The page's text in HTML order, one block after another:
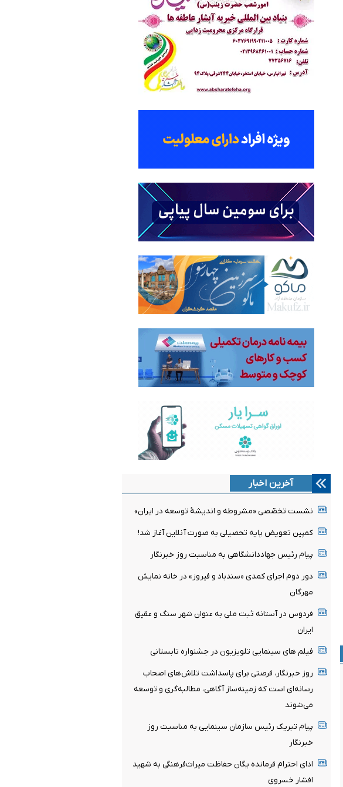
آخرین اخبار
نشست تخصّصی «مشروطه و اندیشۀ توسعه در ایران»
کمپین تعویض پایه تحصیلی به صورت آنلاین آغاز شد!
پیام رئیس جهاددانشگاهی به مناسبت روز خبرنگار
دور دوم اجرای کمدی «سندباد و فیروز» در خانه نمایش
مهرگان
فردوس در آستانه ثبت ملی به عنوان شهر سنگ و عقیق
ایران
فیلم های سینمایی تلویزیون در جشنواره تابستانی
روز خبرنگار، فرصتی برای پاسداشت تلاش‌های اصحاب
رسانه‌ای است که زمینه‌ساز آگاهی، مطالبه‌گری و توسعه
می‌شوند
پیام تبریک رئیس سازمان سینمایی به مناسبت روز
خبرنگار
ادای احترام فرمانده یگان حفاظت میراث‌فرهنگی به شهید
افشار خسروی